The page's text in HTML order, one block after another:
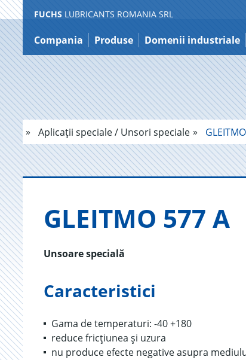
Sărire
la
conținut
FUCHS LUBRICANTS ROMANIA SRL
Compania Produse Domenii industriale
Aplicații speciale / Unsori speciale
GLE­ITMO 577 A
Unsoare specială
Caracteristici
Gama de temperaturi: -40 +180
reduce fricțiunea și uzura
nu produce efecte negative asupra